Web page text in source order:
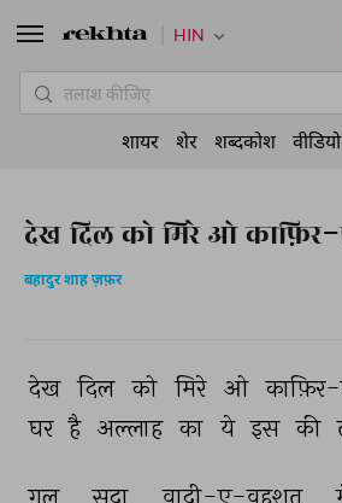
देख दिल को मिरे ओ काफ़िर-
बहादुर शाह ज़फ़र
देख दिल को मिरे ओ
घर है अल्लाह का ये इस की
HIN
शायर शेर शब्दकोश वीडियो